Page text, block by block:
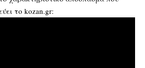
το kozan.gr: